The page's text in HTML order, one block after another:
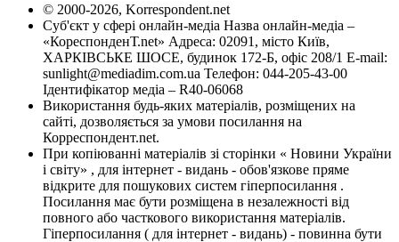
© 2000-2026, Korrespondent.net
Суб'єкт у сфері онлайн-медіа Назва онлайн-медіа –
«КореспонденТ.net» Адреса: 02091, місто Київ,
ХАРКІВСЬКЕ ШОСЕ, будинок 172-Б, офіс 208/1 E-mail:
sunlight@mediadim.com.ua Телефон: 044-205-43-00
Ідентифікатор медіа – R40-06068
Використання будь-яких матеріалів, розміщених на
сайті, дозволяється за умови посилання на
Корреспондент.net.
При копіюванні матеріалів зі сторінки « Новини України
і світу» , для інтернет - видань - обов'язкове пряме
відкрите для пошукових систем гіперпосилання .
Посилання має бути розміщена в незалежності від
повного або часткового використання матеріалів.
Гіперпосилання ( для інтернет - видань) - повинна бути